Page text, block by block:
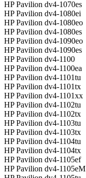
HP Pavilion dv4-1070es
HP Pavilion dv4-1080ei
HP Pavilion dv4-1080eo
HP Pavilion dv4-1080es
HP Pavilion dv4-1090eo
HP Pavilion dv4-1090es
HP Pavilion dv4-1100
HP Pavilion dv4-1100ea
HP Pavilion dv4-1101tu
HP Pavilion dv4-1101tx
HP Pavilion dv4-1101xx
HP Pavilion dv4-1102tu
HP Pavilion dv4-1102tx
HP Pavilion dv4-1103tu
HP Pavilion dv4-1103tx
HP Pavilion dv4-1104tu
HP Pavilion dv4-1104tx
HP Pavilion dv4-1105ef
HP Pavilion dv4-1105eM